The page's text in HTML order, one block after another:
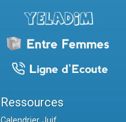
Ressources